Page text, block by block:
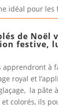
idéal pour les
de Noël
festive,
apprendront à
royal et
la pâte
colorés, ils